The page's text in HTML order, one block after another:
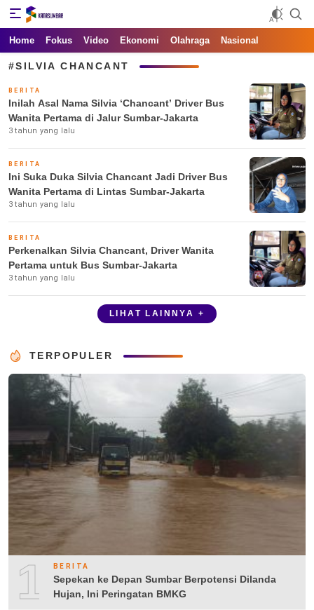
Kata Sumbar
Berita Sumbar Hari Ini
Home Fokus Video Ekonomi Olahraga Nasional
#SILVIA CHANCANT
BERITA
Inilah Asal Nama Silvia ‘Chancant’ Driver Bus
Wanita Pertama di Jalur Sumbar-Jakarta
3 tahun yang lalu
BERITA
Ini Suka Duka Silvia Chancant Jadi Driver Bus
Wanita Pertama di Lintas Sumbar-Jakarta
3 tahun yang lalu
BERITA
Perkenalkan Silvia Chancant, Driver Wanita
Pertama untuk Bus Sumbar-Jakarta
3 tahun yang lalu
LIHAT LAINNYA +
TERPOPULER
1 BERITA
Sepekan ke Depan Sumbar Berpotensi Dilanda
Hujan, Ini Peringatan BMKG